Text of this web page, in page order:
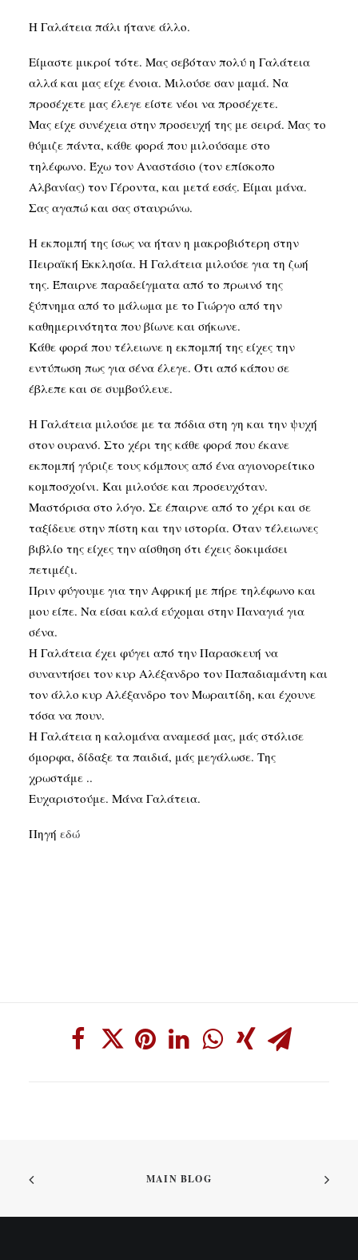
Η Γαλάτεια πάλι ήτανε άλλο.
Είμαστε μικροί τότε. Μας σεβόταν πολύ η Γαλάτεια
αλλά και μας είχε ένοια. Μιλούσε σαν μαμά. Να
προσέχετε μας έλεγε είστε νέοι να προσέχετε.
Μας είχε συνέχεια στην προσευχή της με σειρά. Μας το
θύμιζε πάντα, κάθε φορά που μιλούσαμε στο
τηλέφωνο. Έχω τον Αναστάσιο (τον επίσκοπο
Αλβανίας) τον Γέροντα, και μετά εσάς. Είμαι μάνα.
Σας αγαπώ και σας σταυρώνω.
Η εκπομπή της ίσως να ήταν η μακροβιότερη στην
Πειραϊκή Εκκλησία. Η Γαλάτεια μιλούσε για τη ζωή
της. Έπαιρνε παραδείγματα από το πρωινό της
ξύπνημα από το μάλωμα με το Γιώργο από την
καθημερινότητα που βίωνε και σήκωνε.
Κάθε φορά που τέλειωνε η εκπομπή της είχες την
εντύπωση πως για σένα έλεγε. Ότι από κάπου σε
έβλεπε και σε συμβούλευε.
Η Γαλάτεια μιλούσε με τα πόδια στη γη και την ψυχή
στον ουρανό. Στο χέρι της κάθε φορά που έκανε
εκπομπή γύριζε τους κόμπους από ένα αγιονορείτικο
κομποσχοίνι. Και μιλούσε και προσευχόταν.
Μαστόρισα στο λόγο. Σε έπαιρνε από το χέρι και σε
ταξίδευε στην πίστη και την ιστορία. Όταν τέλειωνες
βιβλίο της είχες την αίσθηση ότι έχεις δοκιμάσει
πετιμέζι.
Πριν φύγουμε για την Αφρική με πήρε τηλέφωνο και
μου είπε. Να είσαι καλά εύχομαι στην Παναγιά για
σένα.
Η Γαλάτεια έχει φύγει από την Παρασκευή να
συναντήσει τον κυρ Αλέξανδρο τον Παπαδιαμάντη και
τον άλλο κυρ Αλέξανδρο τον Μωραιτίδη, και έχουνε
τόσα να πουν.
Η Γαλάτεια η καλομάνα αναμεσά μας, μάς στόλισε
όμορφα, δίδαξε τα παιδιά, μάς μεγάλωσε. Της
χρωστάμε ..
Ευχαριστούμε. Μάνα Γαλάτεια.
Πηγή εδώ
MAIN BLOG